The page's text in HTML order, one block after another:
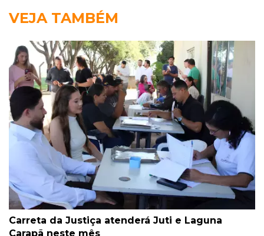
VEJA TAMBÉM
Carreta da Justiça atenderá Juti e Laguna
Carapã neste mês